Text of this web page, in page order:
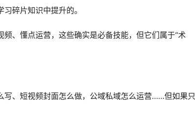
碎片知识中提升的。
、懂点运营，这些确实是必备技能，但它们属于“术
写、短视频封面怎么做，公域私域怎么运营……但如果只